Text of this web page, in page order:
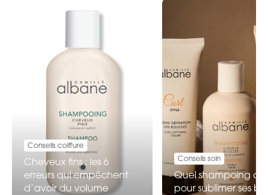
Conseils coiffure
Cheveux fins : les 6
erreurs qui empêchent
d’avoir du volume
Conseils soin
Quel shampoing
pour sublimer ses